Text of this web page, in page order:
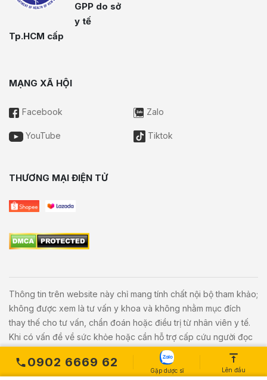
0902 6669 62
Gặp dược sĩ Lên đầu
GPP do sở
y tế
Tp.HCM cấp
MẠNG XÃ HỘI
Facebook Zalo
YouTube Tiktok
THƯƠNG MẠI ĐIỆN TỬ
Thông tin trên website này chỉ mang tính chất nội bộ tham khảo;
không được xem là tư vấn y khoa và không nhằm mục đích
thay thế cho tư vấn, chẩn đoán hoặc điều trị từ nhân viên y tế.
Khi có vấn đề về sức khỏe hoặc cần hỗ trợ cấp cứu người đọc
cần liên hệ bác sĩ và cơ sở y tế gần nhất.
Copyright © 2020Vivita.vnAll Rights Reserved. Powered byL